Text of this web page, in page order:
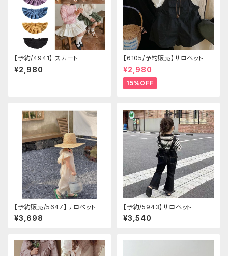
【予約/4941】 スカート
¥2,980
【6105/予約販売】サロペット
¥2,980
15%OFF
【予約販売/5647】サロペット
¥3,698
【予約/5943】サロペット
¥3,540